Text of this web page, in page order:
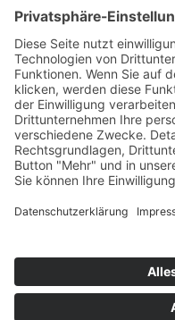
Geschäftsmodelle
›Vorstandswechsel
befristet
›Wasserstoff-
konkrete Schritte
›Solaranlage
LichtBlick installieren
Jetzt an der
Wir möchten
kostenlose Teilnahme
umgehend nach
unserer Webseite zur